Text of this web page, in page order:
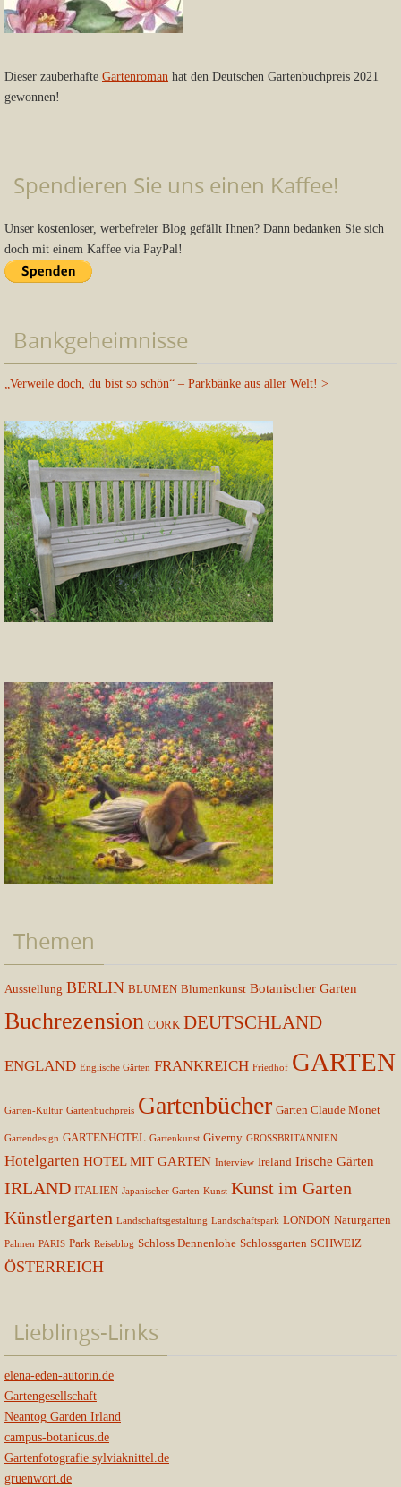
Dieser zauberhafte Gartenroman hat den Deutschen Gartenbuchpreis 2021
gewonnen!
Spendieren Sie uns einen Kaffee!
Unser kostenloser, werbefreier Blog gefällt Ihnen? Dann bedanken Sie sich
doch mit einem Kaffee via PayPal!
Bankgeheimnisse
„Verweile doch, du bist so schön“ – Parkbänke aus aller Welt! >
Themen
Ausstellung BERLIN BLUMEN Blumenkunst Botanischer Garten
Buchrezension CORK DEUTSCHLAND
ENGLAND Englische Gärten FRANKREICH Friedhof GARTEN
Garten-Kultur Gartenbuchpreis Gartenbücher Garten Claude Monet
Gartendesign GARTENHOTEL Gartenkunst Giverny GROSSBRITANNIEN
Hotelgarten HOTEL MIT GARTEN Interview Ireland Irische Gärten
IRLAND ITALIEN Japanischer Garten Kunst Kunst im Garten
Künstlergarten Landschaftsgestaltung Landschaftspark LONDON Naturgarten
Palmen PARIS Park Reiseblog Schloss Dennenlohe Schlossgarten SCHWEIZ
ÖSTERREICH
Lieblings-Links
elena-eden-autorin.de
Gartengesellschaft
Neantog Garden Irland
campus-botanicus.de
Gartenfotografie sylviaknittel.de
gruenwort.de